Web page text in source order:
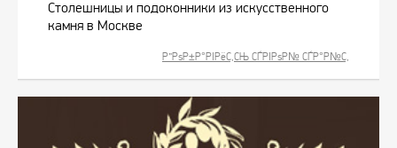
Столешницы и подоконники из искусственного
камня в Москве
Р”РѕР±Р°РІРёС‚СЊ СЃРІРѕР№ СЃР°Р№С‚